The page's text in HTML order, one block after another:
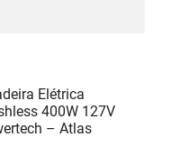
Elétrica
400W 127V
– Atlas